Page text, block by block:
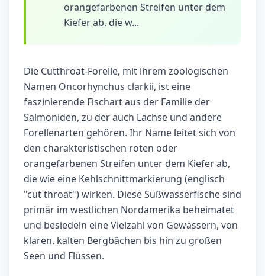
orangefarbenen Streifen unter dem
Kiefer ab, die w...
Die Cutthroat-Forelle, mit ihrem zoologischen
Namen Oncorhynchus clarkii, ist eine
faszinierende Fischart aus der Familie der
Salmoniden, zu der auch Lachse und andere
Forellenarten gehören. Ihr Name leitet sich von
den charakteristischen roten oder
orangefarbenen Streifen unter dem Kiefer ab,
die wie eine Kehlschnittmarkierung (englisch
"cut throat") wirken. Diese Süßwasserfische sind
primär im westlichen Nordamerika beheimatet
und besiedeln eine Vielzahl von Gewässern, von
klaren, kalten Bergbächen bis hin zu großen
Seen und Flüssen.